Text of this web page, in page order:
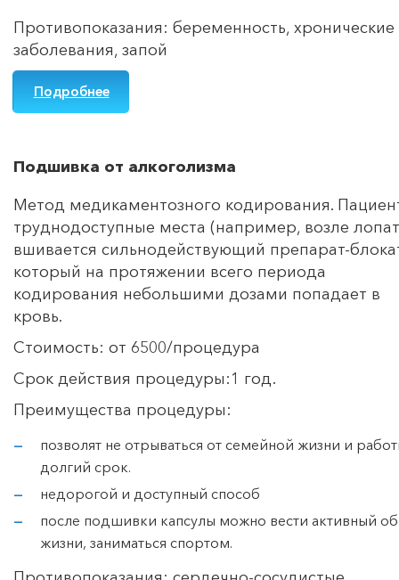
Противопоказания: беременность, хронические
заболевания, запой
Подробнее
Подшивка от алкоголизма
Метод медикаментозного кодирования.
труднодоступные места (например, возле
вшивается сильнодействующий препарат-
который на протяжении всего периода
кодирования небольшими дозами попадает в
кровь.
Стоимость: от 6500/процедура
Срок действия процедуры:1 год.
Преимущества процедуры:
позволят не отрываться от семейной жизни и
долгий срок.
недорогой и доступный способ
после подшивки капсулы можно вести активный
жизни, заниматься спортом.